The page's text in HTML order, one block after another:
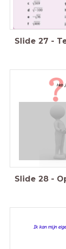
Slide 27 -
Heb
Slide 28 -
Ik kan mijn